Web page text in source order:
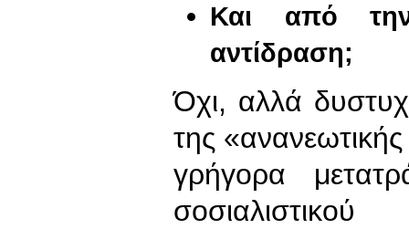
Και από
αντίδραση;
Όχι, αλλά
της
γρήγορα